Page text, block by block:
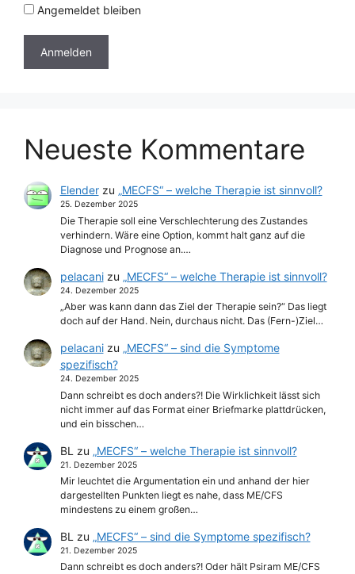
Angemeldet bleiben
Neueste Kommentare
Elenderzu „MECFS“ – welche Therapie ist sinnvoll?
25. Dezember 2025
Die Therapie soll eine Verschlechterung des Zustandes
verhindern. Wäre eine Option, kommt halt ganz auf die
Diagnose und Prognose an.…
pelacanizu „MECFS“ – welche Therapie ist sinnvoll?
24. Dezember 2025
„Aber was kann dann das Ziel der Therapie sein?“ Das liegt
doch auf der Hand. Nein, durchaus nicht. Das (Fern-)Ziel…
pelacanizu „MECFS“ – sind die Symptome
spezifisch?
24. Dezember 2025
Dann schreibt es doch anders?! Die Wirklichkeit lässt sich
nicht immer auf das Format einer Briefmarke plattdrücken,
und ein bisschen…
BL zu „MECFS“ – welche Therapie ist sinnvoll?
21. Dezember 2025
Mir leuchtet die Argumentation ein und anhand der hier
dargestellten Punkten liegt es nahe, dass ME/CFS
mindestens zu einem großen…
BL zu „MECFS“ – sind die Symptome spezifisch?
21. Dezember 2025
Dann schreibt es doch anders?! Oder hält Psiram ME/CFS